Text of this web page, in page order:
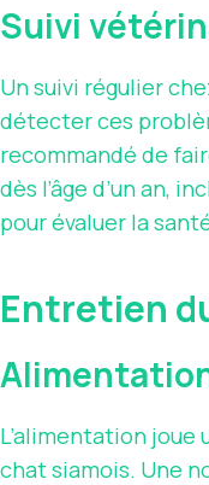
Suivi
Un suivi régulier
détecter ces
recommandé de
dès l’âge d’un an,
pour évaluer la
Entretien
L’alimentation joue
chat siamois. Une